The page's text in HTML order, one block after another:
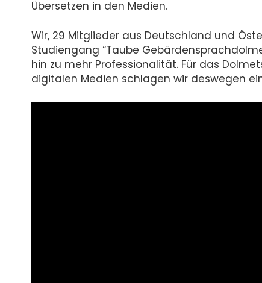
Übersetzen in den Medien.
Wir, 29 Mitglieder aus Deutschland und
Studiengang “Taube
hin zu mehr Professionalität. Für das
digitalen Medien schlagen wir deswegen